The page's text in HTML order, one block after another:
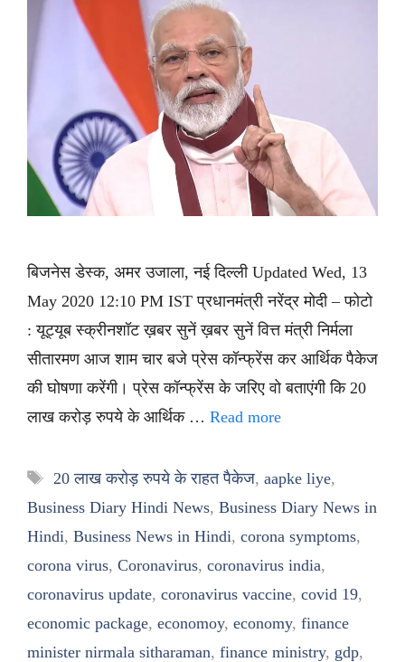
बिजनेस डेस्क, अमर उजाला, नई दिल्ली Updated Wed, 13
May 2020 12:10 PM IST प्रधानमंत्री नरेंद्र मोदी – फोटो
: यूट्यूब स्क्रीनशॉट ख़बर सुनें ख़बर सुनें वित्त मंत्री निर्मला
सीतारमण आज शाम चार बजे प्रेस कॉन्फ्रेंस कर आर्थिक पैकेज
की घोषणा करेंगी। प्रेस कॉन्फ्रेंस के जरिए वो बताएंगी कि 20
लाख करोड़ रुपये के आर्थिक … Read more
Tags
20 लाख करोड़ रुपये के राहत पैकेज, aapke liye,
Business Diary Hindi News, Business Diary News in
Hindi, Business News in Hindi, corona symptoms,
corona virus, Coronavirus, coronavirus india,
coronavirus update, coronavirus vaccine, covid 19,
economic package, economoy, economy, finance
minister nirmala sitharaman, finance ministry, gdp,